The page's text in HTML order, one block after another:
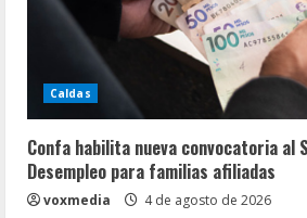
Caldas
Confa habilita nueva convocatoria al
Desempleo para familias afiliadas
voxmedia 4 de agosto de 2026